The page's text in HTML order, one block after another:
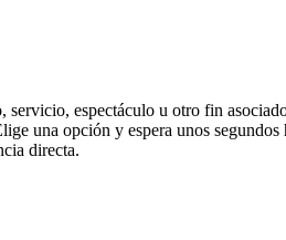
espectáculo u otro fin
una opción y espera unos
directa.